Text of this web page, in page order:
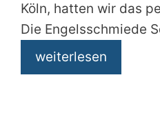
Köln, hatten wir das
Die Engelsschmiede
weiterlesen